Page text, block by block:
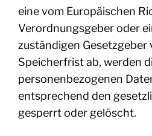
eine vom Europäischen
Verordnungsgeber oder
zuständigen
Speicherfrist ab, werden
personenbezogenen
entsprechend den
gesperrt oder gelöscht.